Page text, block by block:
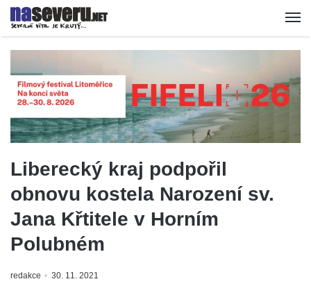
Liberecký kraj podpořil
obnovu kostela Narození sv.
Jana Křtitele v Horním
Polubném
redakce 30. 11. 2021